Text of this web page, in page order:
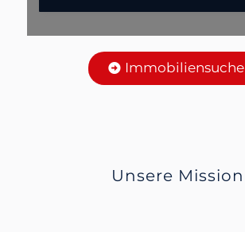
Immobiliensuche
Unsere Mission